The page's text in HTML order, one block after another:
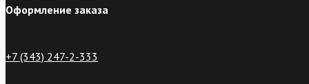
Оформление заказа
+7 (343) 247-2-333